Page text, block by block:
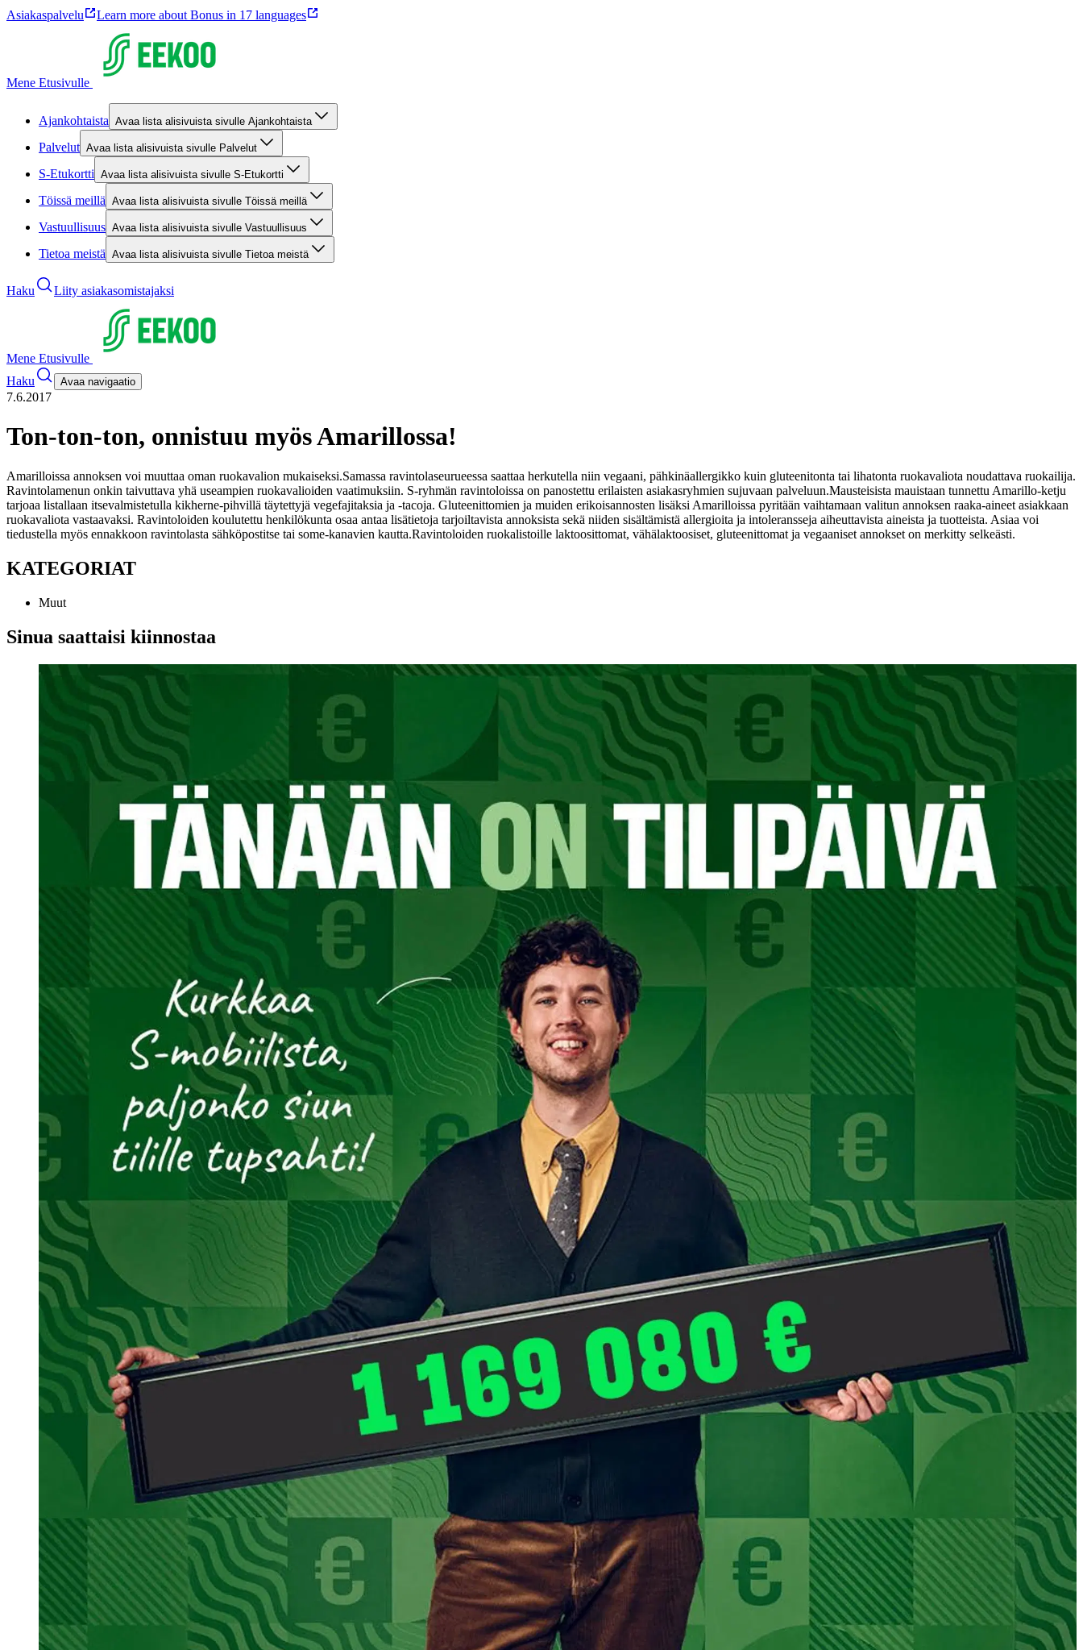
Asiakaspalvelu Learn more about Bonus in 17 languages
Mene Etusivulle
Ajankohtaista Avaa lista alisivuista sivulle Ajankohtaista
Palvelut Avaa lista alisivuista sivulle Palvelut
S-Etukortti Avaa lista alisivuista sivulle S-Etukortti
Töissä meillä Avaa lista alisivuista sivulle Töissä meillä
Vastuullisuus Avaa lista alisivuista sivulle Vastuullisuus
Tietoa meistä Avaa lista alisivuista sivulle Tietoa meistä
Haku Liity asiakasomistajaksi
Mene Etusivulle
Haku
Avaa navigaatio
7.6.2017
Ton-ton-ton, onnistuu myös Amarillossa!
Amarilloissa annoksen voi muuttaa oman ruokavalion mukaiseksi.Samassa ravintolaseurueessa saattaa herkutella niin vegaani, pähkinäallergikko kuin gluteenitonta tai lihatonta ruokavaliota noudattava ruokailija.
Ravintolamenun onkin taivuttava yhä useampien ruokavalioiden vaatimuksiin. S-ryhmän ravintoloissa on panostettu erilaisten asiakasryhmien sujuvaan palveluun.Mausteisista mauistaan tunnettu Amarillo-ketju
tarjoaa listallaan itsevalmistetulla kikherne-pihvillä täytettyjä vegefajitaksia ja -tacoja. Gluteenittomien ja muiden erikoisannosten lisäksi Amarilloissa pyritään vaihtamaan valitun annoksen raaka-aineet asiakkaan
ruokavaliota vastaavaksi. Ravintoloiden koulutettu henkilökunta osaa antaa lisätietoja tarjoiltavista annoksista sekä niiden sisältämistä allergioita ja intoleransseja aiheuttavista aineista ja tuotteista. Asiaa voi
tiedustella myös ennakkoon ravintolasta sähköpostitse tai some-kanavien kautta.Ravintoloiden ruokalistoille laktoosittomat, vähälaktoosiset, gluteenittomat ja vegaaniset annokset on merkitty selkeästi.
KATEGORIAT
Muut
Sinua saattaisi kiinnostaa